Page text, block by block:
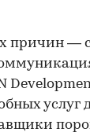
причин —
услуг